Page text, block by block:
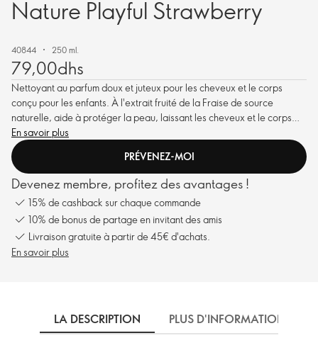
Nature Playful Strawberry
40844 250 ml.
79,00dhs
Nettoyant au parfum doux et juteux pour les cheveux et le corps
conçu pour les enfants. À l'extrait fruité de la Fraise de source
naturelle, aide à protéger la peau, laissant les cheveux et le corps
délicatement nettoyés et rafraîchis. Formule douce, sans savon et
sans larmes. Testé dermatologiquement, avec une formule
biodégradable. Formulé sans parabènes ni silicones.
En savoir plus
PRÉVENEZ-MOI
Devenez membre, profitez des avantages !
15% de cashback sur chaque commande
10% de bonus de partage en invitant des amis
Livraison gratuite à partir de 45€ d'achats.
En savoir plus
LA DESCRIPTION PLUS D'INFORMATIONS